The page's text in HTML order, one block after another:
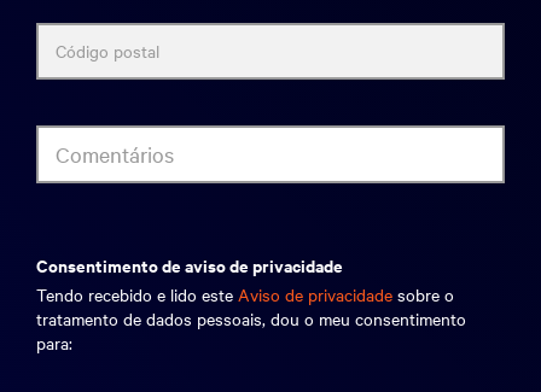
Código postal
Comentários
consentimento de aviso de privacidade
Tendo recebido e lido este Aviso de privacidade sobre o
tratamento de dados pessoais, dou o meu consentimento
para: